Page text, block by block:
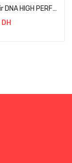
Filtre à air DNA HIGH PERFORMANCE
DH